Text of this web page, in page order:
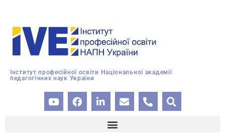
Інститут професійної освіти Національної академії
педагогічних наук України